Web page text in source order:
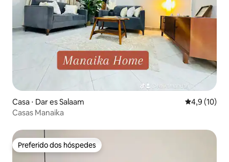
Casa ⋅ Dar es Salaam 4,9 de uma
4,9 (10)
Casas Manaika
Preferido dos hóspedes
Preferido dos hóspedes